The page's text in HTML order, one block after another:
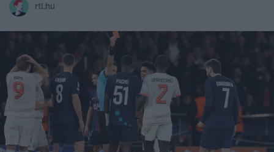
rtl.hu